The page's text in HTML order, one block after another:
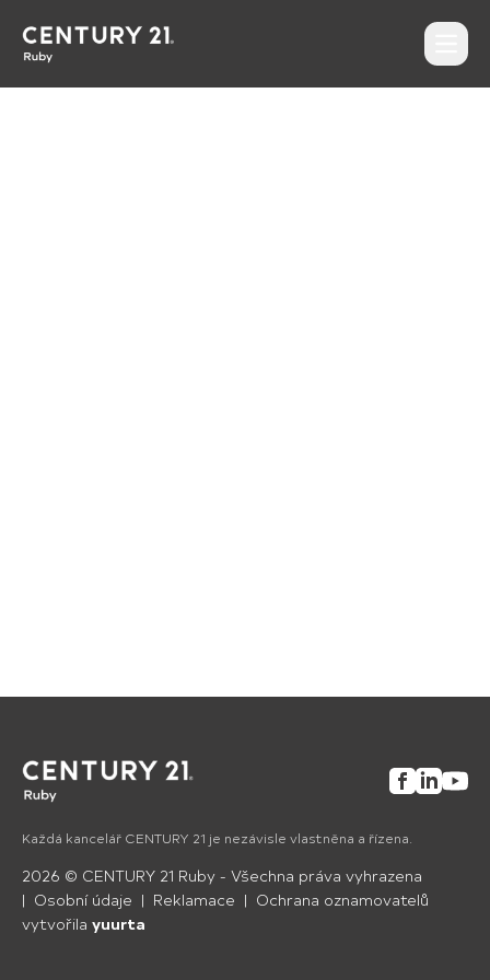
Každá kancelář CENTURY 21 je nezávisle vlastněna a řízena.
2026 © CENTURY 21 Ruby - Všechna práva vyhrazena
Osobní údaje
Reklamace
Ochrana oznamovatelů
vytvořila yuurta